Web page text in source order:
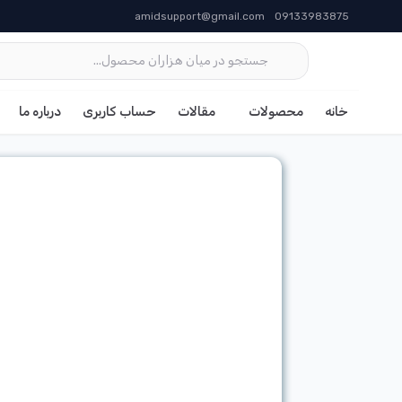
09133983875
amidsupport@gmail.com
خانه محصولات مقالات حساب کاربری درباره ما